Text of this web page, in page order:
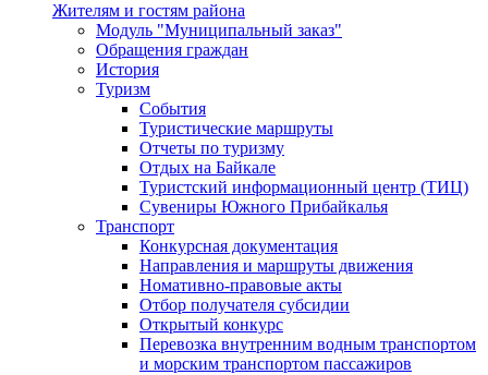
Жителям и гостям района
Модуль "Муниципальный заказ"
Обращения граждан
История
Туризм
События
Туристические маршруты
Отчеты по туризму
Отдых на Байкале
Туристский информационный центр (ТИЦ)
Сувениры Южного Прибайкалья
Транспорт
Конкурсная документация
Направления и маршруты движения
Номативно-правовые акты
Отбор получателя субсидии
Открытый конкурс
Перевозка внутренним водным транспортом
и морским транспортом пассажиров